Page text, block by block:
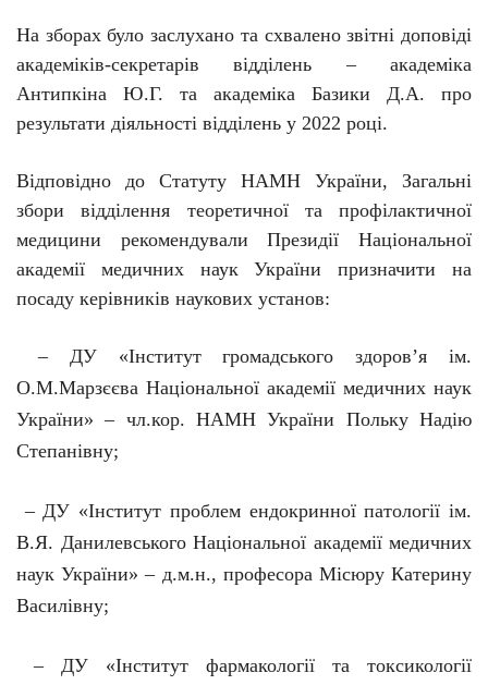
На зборах було заслухано та схвалено звітні доповіді
академіків-секретарів відділень – академіка
Антипкіна Ю.Г. та академіка Базики Д.А. про
результати діяльності відділень у 2022 році.
Відповідно до Статуту НАМН України, Загальні
збори відділення теоретичної та профілактичної
медицини рекомендували Президії Національної
академії медичних наук України призначити на
посаду керівників наукових установ:
– ДУ «Інститут громадського здоров’я ім.
О.М.Марзєєва Національної академії медичних наук
України» – чл.кор. НАМН України Польку Надію
Степанівну;
– ДУ «Інститут проблем ендокринної патології ім.
В.Я. Данилевського Національної академії медичних
наук України» – д.м.н., професора Місюру Катерину
Василівну;
– ДУ «Інститут фармакології та токсикології